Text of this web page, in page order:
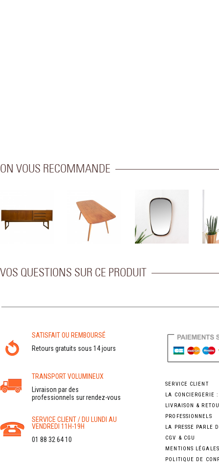
ON VOUS RECOMMANDE
VOS QUESTIONS SUR CE PRODUIT
SATISFAIT OU REMBOURSÉ
Retours gratuits sous 14 jours
TRANSPORT VOLUMINEUX
Livraison par des
professionnels sur rendez-vous
SERVICE CLIENT / DU LUNDI AU
VENDREDI 11H-19H
01 88 32 64 10
SERVICE CLIENT
LA CONCIERGERIE
LIVRAISON &
PROFESSIONNELS
LA PRESSE PARLE
CGV & CGU
MENTIONS LÉGALES
POLITIQUE DE